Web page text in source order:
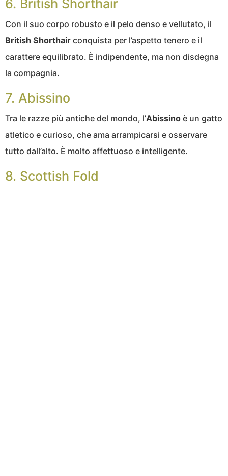
6. British Shorthair
Con il suo corpo robusto e il pelo denso e vellutato, il
British Shorthair conquista per l’aspetto tenero e il
carattere equilibrato. È indipendente, ma non disdegna
la compagnia.
7. Abissino
Tra le razze più antiche del mondo, l’Abissino è un gatto
atletico e curioso, che ama arrampicarsi e osservare
tutto dall’alto. È molto affettuoso e intelligente.
8. Scottish Fold